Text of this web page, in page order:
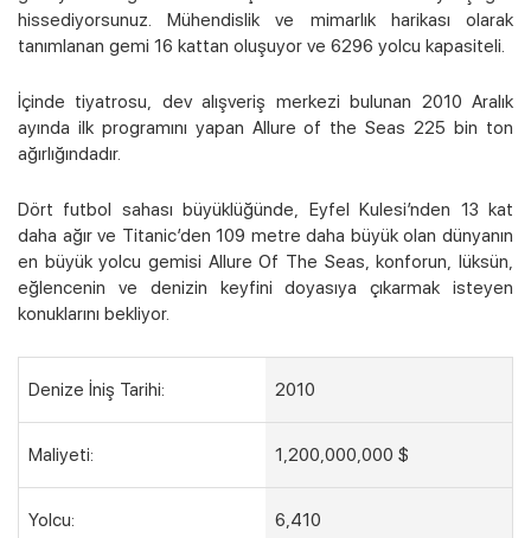
hissediyorsunuz. Mühendislik ve mimarlık harikası olarak
tanımlanan gemi 16 kattan oluşuyor ve 6296 yolcu kapasiteli.
İçinde tiyatrosu, dev alışveriş merkezi bulunan 2010 Aralık
ayında ilk programını yapan Allure of the Seas 225 bin ton
ağırlığındadır.
Dört futbol sahası büyüklüğünde, Eyfel Kulesi’nden 13 kat
daha ağır ve Titanic’den 109 metre daha büyük olan dünyanın
en büyük yolcu gemisi Allure Of The Seas, konforun, lüksün,
eğlencenin ve denizin keyfini doyasıya çıkarmak isteyen
konuklarını bekliyor.
Denize İniş Tarihi: 2010
Maliyeti: 1,200,000,000 $
Yolcu: 6,410